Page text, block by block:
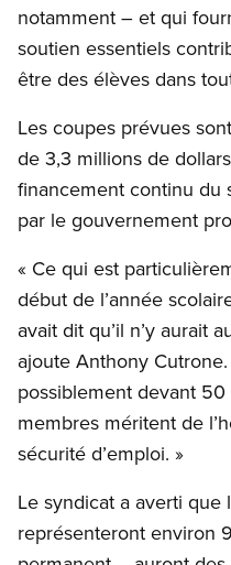
notamment – et qui
soutien essentiels
être des élèves dans
Les coupes prévues
de 3,3 millions de
financement continu du
par le gouvernement
« Ce qui est
début de l’année
avait dit qu’il n’y aurait
ajoute Anthony
possiblement devant 50
membres méritent de
sécurité d’emploi. »
Le syndicat a averti
représenteront environ